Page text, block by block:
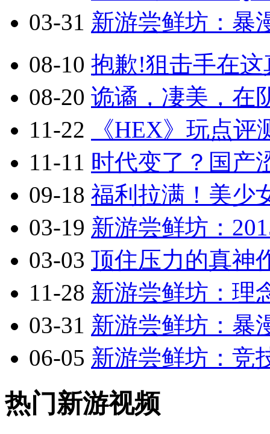
03-31 新游尝鲜坊：暴
08-10 抱歉!狙击手在
08-20 诡谲，凄美，在
11-22
《HEX》玩点
11-11 时代变了？国产
09-18 福利拉满！美少
03-19 新游尝鲜坊：
03-03 顶住压力的真神
11-28 新游尝鲜坊：理
03-31 新游尝鲜坊：暴
06-05 新游尝鲜坊：竞
热门新游视频